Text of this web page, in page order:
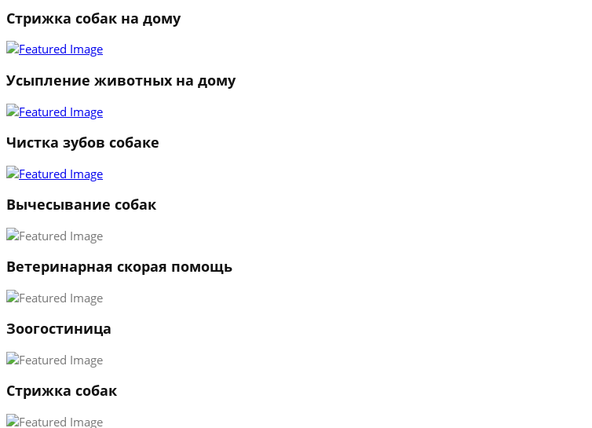
1
3
←
Стрижка собак на дому
Усыпление животных на дому
Чистка зубов собаке
Вычесывание собак
Ветеринарная скорая помощь
Зоогостиница
Стрижка собак